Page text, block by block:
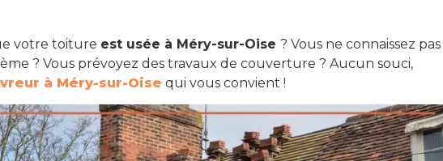
votre toiture est usée à Méry-sur-Oise ? Vous ne connaissez pas
? Vous prévoyez des travaux de couverture ? Aucun souci,
à Méry-sur-Oise qui vous convient !